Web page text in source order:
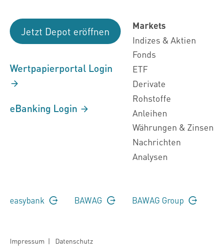
Jetzt Depot eröffnen
Wertpapierportal Login
eBanking Login
Markets
Indizes & Aktien
Fonds
ETF
Derivate
Rohstoffe
Anleihen
Währungen & Zinsen
Nachrichten
Analysen
easybank BAWAG BAWAG Group
Impressum | Datenschutz